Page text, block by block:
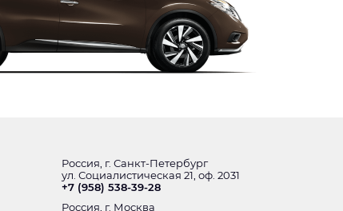
Россия, г. Санкт-Петербург
ул. Социалистическая 21, оф. 2031
+7 (958) 538-39-28
Россия, г. Москва